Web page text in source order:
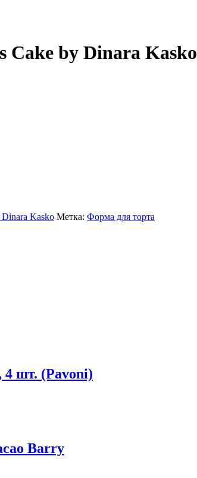
Cake by Dinara Kasko
Kasko Метка: Форма для торта
шт. (Pavoni)
Barry